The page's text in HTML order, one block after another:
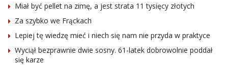
Miał być pellet na zimę, a jest strata 11 tysięcy złotych
Za szybko we Frąckach
Lepiej tę wiedzę mieć i niech się nam nie przyda w praktyce
Wyciął bezprawnie dwie sosny. 61-latek dobrowolnie poddał
się karze